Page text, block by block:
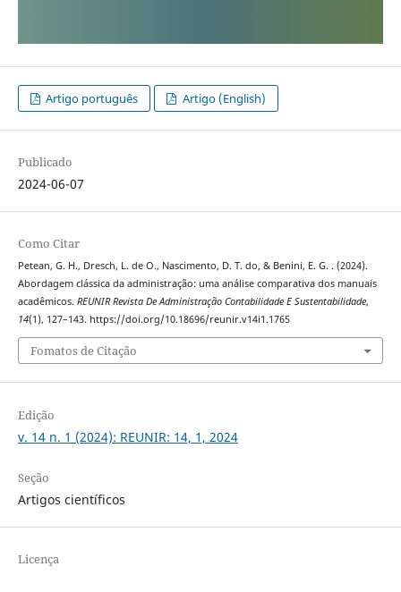
Artigo português Artigo (English)
Publicado
2024-06-07
Como Citar
Petean, G. H., Dresch, L. de O., Nascimento, D. T. do, & Benini, E. G. . (2024).
Abordagem clássica da administração: uma análise comparativa dos manuais
acadêmicos. REUNIR Revista De Administração Contabilidade E Sustentabilidade,
14(1), 127–143. https://doi.org/10.18696/reunir.v14i1.1765
Fomatos de Citação
Edição
v. 14 n. 1 (2024): REUNIR: 14, 1, 2024
Seção
Artigos científicos
Licença